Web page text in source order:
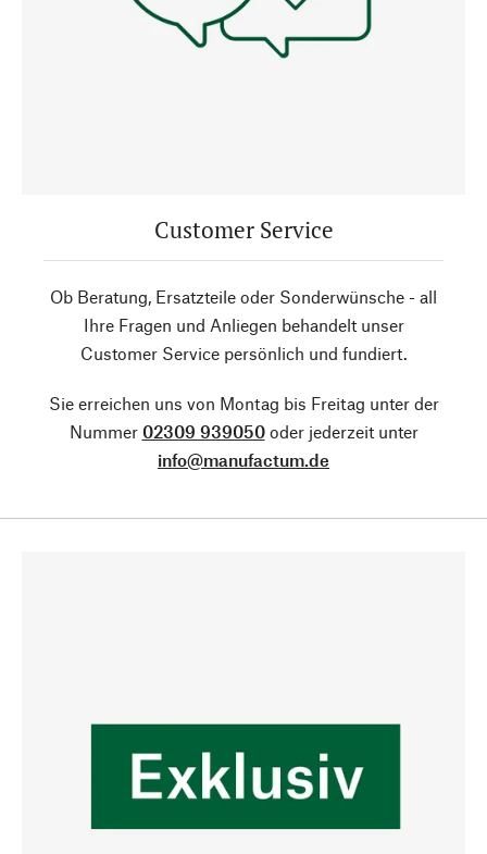
Customer Service
Ob Beratung, Ersatzteile oder Sonderwünsche - all
Ihre Fragen und Anliegen behandelt unser
Customer Service persönlich und fundiert.
Sie erreichen uns von Montag bis Freitag unter der
Nummer 02309 939050oder jederzeit unter
info@manufactum.de